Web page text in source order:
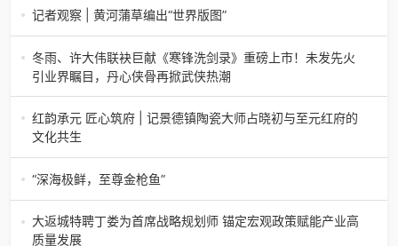
仙学院”很多人问我，现在的生鲜赛道已经卷成麻花了，为什
么三合盛的“认养一头
记者观察 | 黄河蒲草编出“世界版图”
记者观察 | 黄河蒲草编出“世界版图”山东高青农妇的30年“草
根逆袭”路济南电（记者 瑞夫 王克军 郭克烁）一根黄河滩上
的蒲草，能走多
冬雨、许大伟联袂巨献《寒锋洗剑录》重磅上市！未发先火
引业界瞩目，丹心侠骨再掀武侠热潮
【新书首发】冬雨、许大伟联袂巨献《寒锋洗剑录》重磅上
市！未发先火引业界瞩目，丹心侠骨再掀武侠热潮（文/梵
可）近日，备受业界与读者双
红韵承元 匠心筑府 | 记景德镇陶瓷大师占晓初与至元红府的
文化共生
（中国晨报头条讯）景德镇的窑火，千年不熄，淬炼出无数
陶瓷瑰宝；元代釉里红的一抹艳红，穿越七百年岁月，成为
“深海极鲜，至尊金枪鱼”
“深海极鲜，至尊金枪鱼”苏州吴中白金汉爵大酒店蓝鳍金枪鱼
开鱼品鉴仪式圆满落幕2026年4月17日，江苏省苏州市吴中
白金汉爵大酒店大
大返城特聘丁娄为首席战略规划师 锚定宏观政策赋能产业高
质量发展